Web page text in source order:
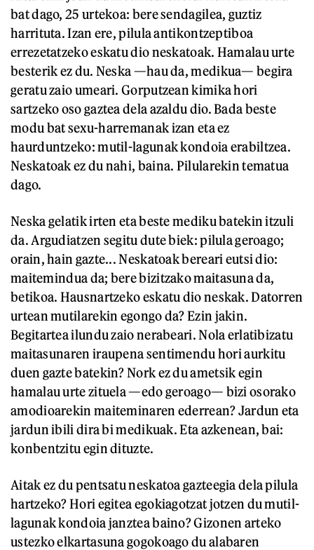
bat dago, 25 urtekoa: bere sendagilea, guztiz
harrituta. Izan ere, pilula antikontzeptiboa
errezetatzeko eskatu dio neskatoak. Hamalau urte
besterik ez du. Neska —hau da, medikua— begira
geratu zaio umeari. Gorputzean kimika hori
sartzeko oso gaztea dela azaldu dio. Bada beste
modu bat sexu-harremanak izan eta ez
haurduntzeko: mutil-lagunak kondoia erabiltzea.
Neskatoak ez du nahi, baina. Pilularekin tematua
dago.
Neska gelatik irten eta beste mediku batekin itzuli
da. Argudiatzen segitu dute biek: pilula geroago;
orain, hain gazte... Neskatoak bereari eutsi dio:
maitemindua da; bere bizitzako maitasuna da,
betikoa. Hausnartzeko eskatu dio neskak. Datorren
urtean mutilarekin egongo da? Ezin jakin.
Begitartea ilundu zaio nerabeari. Nola erlatibizatu
maitasunaren iraupena sentimendu hori aurkitu
duen gazte batekin? Nork ez du ametsik egin
hamalau urte zituela —edo geroago— bizi osorako
amodioarekin maiteminaren ederrean? Jardun eta
jardun ibili dira bi medikuak. Eta azkenean, bai:
konbentzitu egin dituzte.
Aitak ez du pentsatu neskatoa gazteegia dela pilula
hartzeko? Hori egitea egokiagotzat jotzen du mutil-
lagunak kondoia janztea baino? Gizonen arteko
ustezko elkartasuna gogokoago du alabaren